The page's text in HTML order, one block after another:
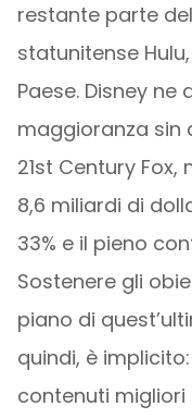
restante parte
statunitense
Paese. Disney ne
maggioranza sin
21st Century
8,6 miliardi di
33% e il pieno
Sostenere gli
piano di
quindi, è
contenuti